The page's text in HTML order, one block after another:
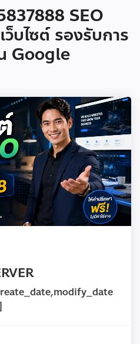
SEO
บไซต์ รองรับการ
Google